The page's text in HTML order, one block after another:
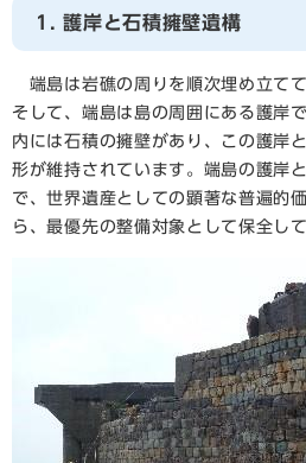
1. 護岸と石積擁壁遺構
端島は岩礁の周りを順次埋め立て
そして、端島は島の周囲にある護岸
内には石積の擁壁があり、この護岸
形が維持されています。端島の護岸
で、世界遺産としての顕著な普遍的
ら、最優先の整備対象として保全し